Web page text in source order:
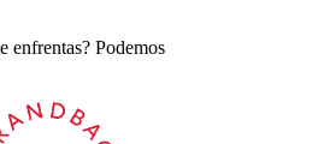
enfrentas? Podemos